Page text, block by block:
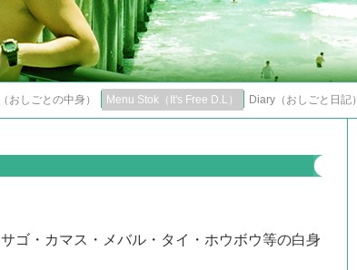
おしごとの中身） Menu Stok（It's Free D.L） Diary（おしごと日記）
・カマス・メバル・タイ・ホウボウ等の白身